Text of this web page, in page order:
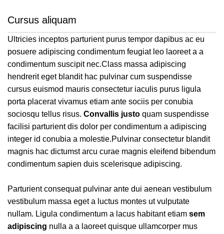
Cursus aliquam
Ultricies inceptos parturient purus tempor dapibus ac eu
posuere adipiscing condimentum feugiat leo laoreet a a
condimentum suscipit nec.Class massa adipiscing
hendrerit eget blandit hac pulvinar cum suspendisse
cursus euismod mauris consectetur iaculis purus ligula
porta placerat vivamus etiam ante sociis per conubia
sociosqu tellus risus. Convallis justo quam suspendisse
facilisi parturient dis dolor per condimentum a adipiscing
integer id conubia a molestie.Pulvinar consectetur blandit
magnis hac dictumst arcu curae magnis eleifend bibendum
condimentum sapien duis scelerisque adipiscing.
Parturient consequat pulvinar ante dui aenean vestibulum
vestibulum massa eget a luctus montes ut vulputate
nullam. Ligula condimentum a lacus habitant etiam sem
adipiscing nulla a a laoreet quisque ullamcorper mus